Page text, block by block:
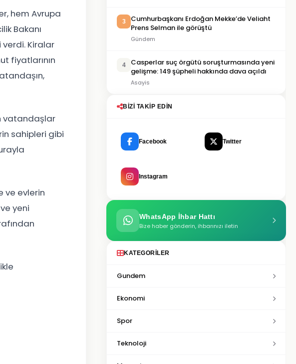
hem Avrupa
Bakanı
Kiralar
fiyatlarının
vatandaşlar
sahipleri gibi
ve evlerin
yeni
3
Cumhurbaşkanı Erdoğan Mekke’de Veliaht
Prens Selman ile görüştü
Gündem
4
Casperlar suç örgütü soruşturmasında yeni
gelişme: 149 şüpheli hakkında dava açıldı
Asayis
BIZI TAKIP EDIN
Facebook Twitter
Instagram
WhatsApp İhbar Hattı
Bize haber gönderin, ihbarınızı iletin
KATEGORILER
Gundem
Ekonomi
Spor
Teknoloji